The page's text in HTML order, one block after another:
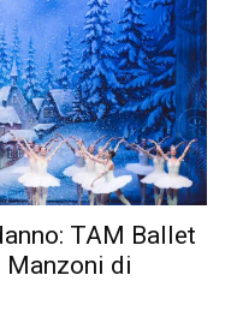
TAM Ballet
di